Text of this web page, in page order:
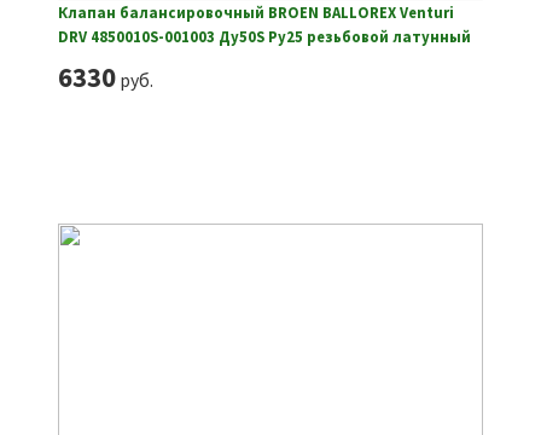
Клапан балансировочный BROEN BALLOREX Venturi
DRV 4850010S-001003 Ду50S Ру25 резьбовой латунный
6330руб.